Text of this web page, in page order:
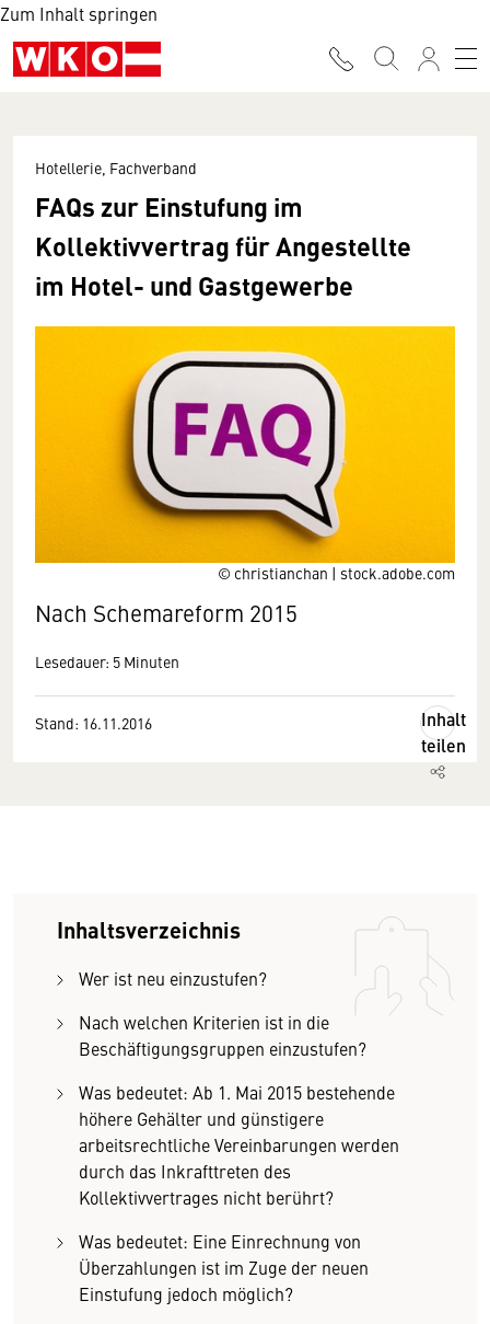
Zum Inhalt springen
© christianchan | stock.adobe.com
Hotellerie, Fachverband
FAQs zur Einstufung im
Kollektivvertrag für Angestellte
im Hotel- und Gastgewerbe
Nach Schemareform 2015
Lesedauer: 5 Minuten
Stand: 16.11.2016
Inhalt
teilen
Inhaltsverzeichnis
Wer ist neu einzustufen?
Nach welchen Kriterien ist in die
Beschäftigungsgruppen einzustufen?
Was bedeutet: Ab 1. Mai 2015 bestehende
höhere Gehälter und günstigere
arbeitsrechtliche Vereinbarungen werden
durch das Inkrafttreten des
Kollektivvertrages nicht berührt?
Was bedeutet: Eine Einrechnung von
Überzahlungen ist im Zuge der neuen
Einstufung jedoch möglich?